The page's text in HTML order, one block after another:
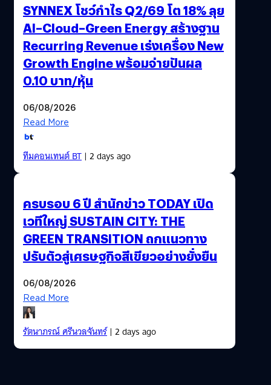
SYNNEX โชว์กำไร Q2/69 โต 18% ลุย
AI–Cloud–Green Energy สร้างฐาน
Recurring Revenue เร่งเครื่อง New
Growth Engine พร้อมจ่ายปันผล
0.10 บาท/หุ้น
06/08/2026
Read More
ทีมคอนเทนต์ BT| 2 days ago
ครบรอบ 6 ปี สำนักข่าว TODAY เปิด
เวทีใหญ่ SUSTAIN CITY: THE
GREEN TRANSITION ถกแนวทาง
ปรับตัวสู่เศรษฐกิจสีเขียวอย่างยั่งยืน
06/08/2026
Read More
รัตนาภรณ์ ศรีนวลจันทร์| 2 days ago